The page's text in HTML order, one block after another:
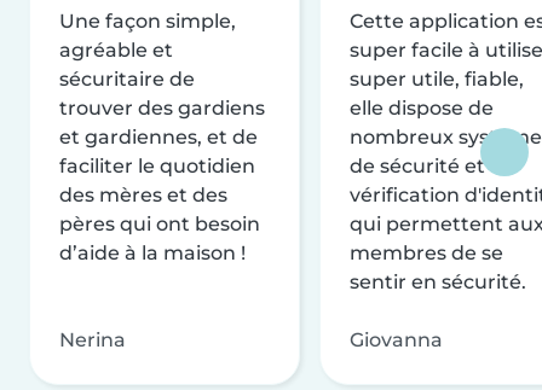
Une façon simple,
agréable et
sécuritaire de
trouver des gardiens
et gardiennes, et de
faciliter le quotidien
des mères et des
pères qui ont besoin
d’aide à la maison !
Nerina
Cette application
super facile à
super utile, fiable,
elle dispose de
nombreux
de sécurité et de
vérification
qui permettent
membres de se
sentir en sécurité.
Giovanna